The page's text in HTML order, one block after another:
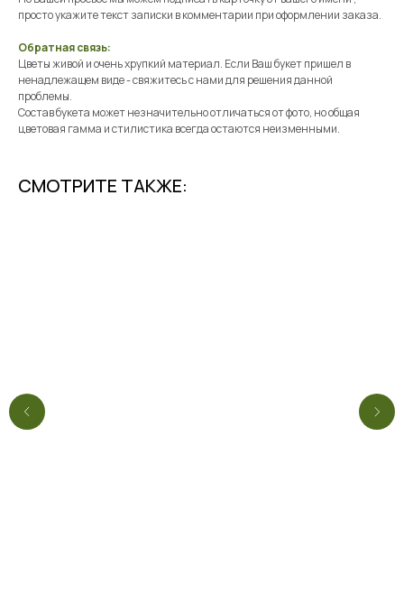
просто укажите текст записки в комментарии при оформлении заказа.
Обратная связь:
Цветы живой и очень хрупкий материал. Если Ваш букет пришел в
ненадлежащем виде - свяжитесь с нами для решения данной
проблемы.
Состав букета может незначительно отличаться от фото, но общая
цветовая гамма и стилистика всегда остаются неизменными.
СМОТРИТЕ ТАКЖЕ: